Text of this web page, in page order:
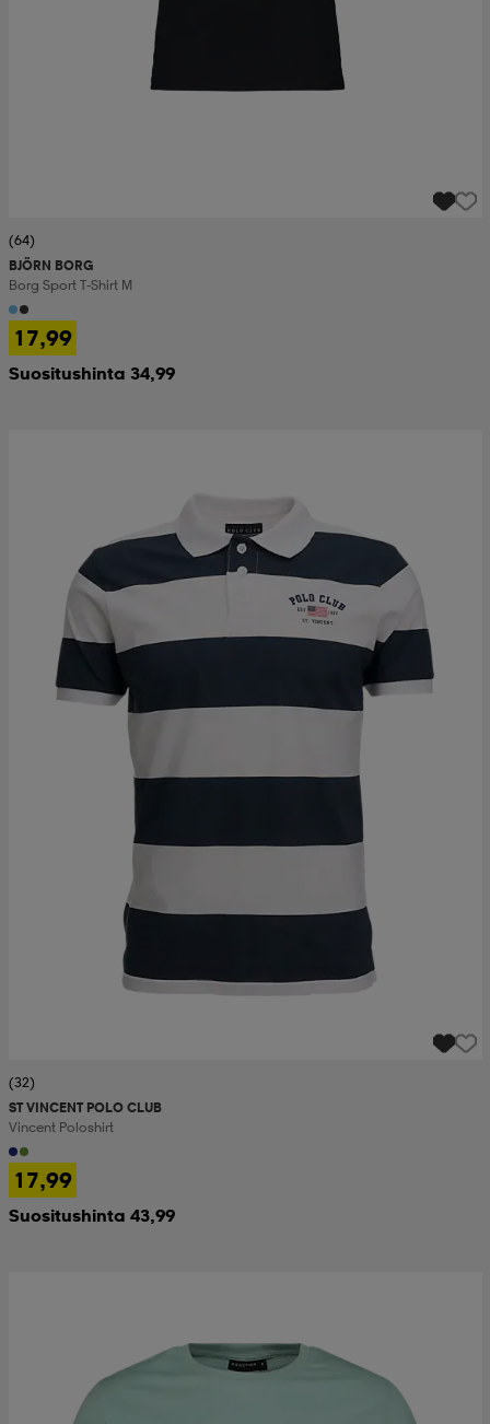
(64)
BJÖRN BORG
Borg Sport T-Shirt M
17,99
Suositushinta 34,99
(32)
ST VINCENT POLO CLUB
Vincent Poloshirt
17,99
Suositushinta 43,99